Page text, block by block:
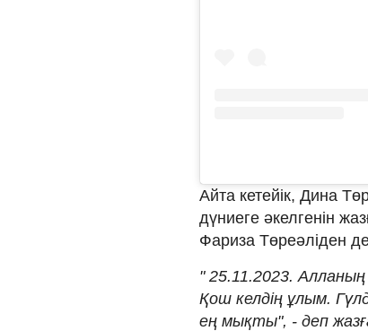
Айта кетейік, Дина
дүниеге әкелгенін
Фариза Төреәліден
" 25.11.2023. Алланың
Қош келдің ұлым.
ең мықты", - деп